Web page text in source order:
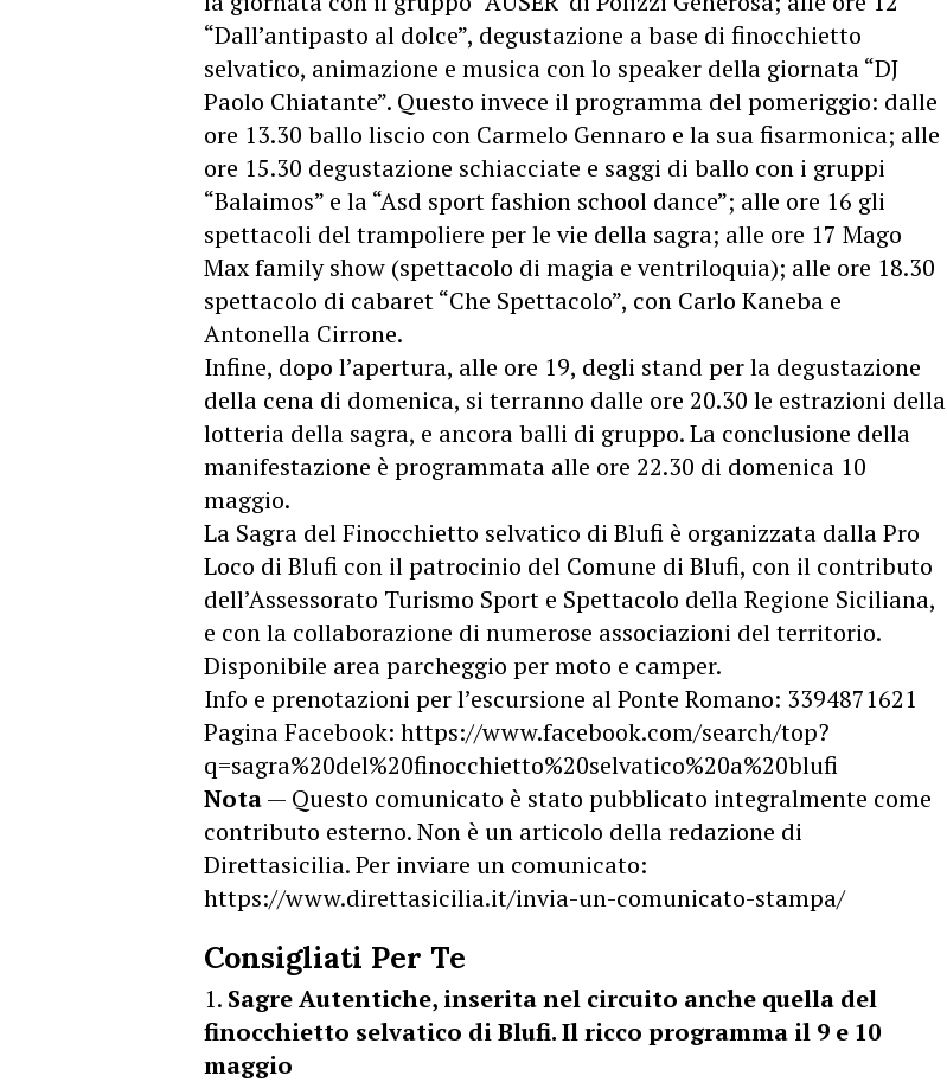
“Dall’antipasto al dolce”, degustazione a base di finocchietto
selvatico, animazione e musica con lo speaker della giornata “DJ
Paolo Chiatante”. Questo invece il programma del pomeriggio: dalle
ore 13.30 ballo liscio con Carmelo Gennaro e la sua fisarmonica; alle
ore 15.30 degustazione schiacciate e saggi di ballo con i gruppi
“Balaimos” e la “Asd sport fashion school dance”; alle ore 16 gli
spettacoli del trampoliere per le vie della sagra; alle ore 17 Mago
Max family show (spettacolo di magia e ventriloquia); alle ore 18.30
spettacolo di cabaret “Che Spettacolo”, con Carlo Kaneba e
Antonella Cirrone.
Infine, dopo l’apertura, alle ore 19, degli stand per la degustazione
della cena di domenica, si terranno dalle ore 20.30 le estrazioni della
lotteria della sagra, e ancora balli di gruppo. La conclusione della
manifestazione è programmata alle ore 22.30 di domenica 10
maggio.
La Sagra del Finocchietto selvatico di Blufi è organizzata dalla Pro
Loco di Blufi con il patrocinio del Comune di Blufi, con il contributo
dell’Assessorato Turismo Sport e Spettacolo della Regione Siciliana,
e con la collaborazione di numerose associazioni del territorio.
Disponibile area parcheggio per moto e camper.
Info e prenotazioni per l’escursione al Ponte Romano: 3394871621
Pagina Facebook: https://www.facebook.com/search/top?
q=sagra%20del%20finocchietto%20selvatico%20a%20blufi
Nota— Questo comunicato è stato pubblicato integralmente come
contributo esterno. Non è un articolo della redazione di
Direttasicilia. Per inviare un comunicato:
https://www.direttasicilia.it/invia-un-comunicato-stampa/
Consigliati Per Te
Sagre Autentiche, inserita nel circuito anche quella del
finocchietto selvatico di Blufi. Il ricco programma il 9 e 10
maggio